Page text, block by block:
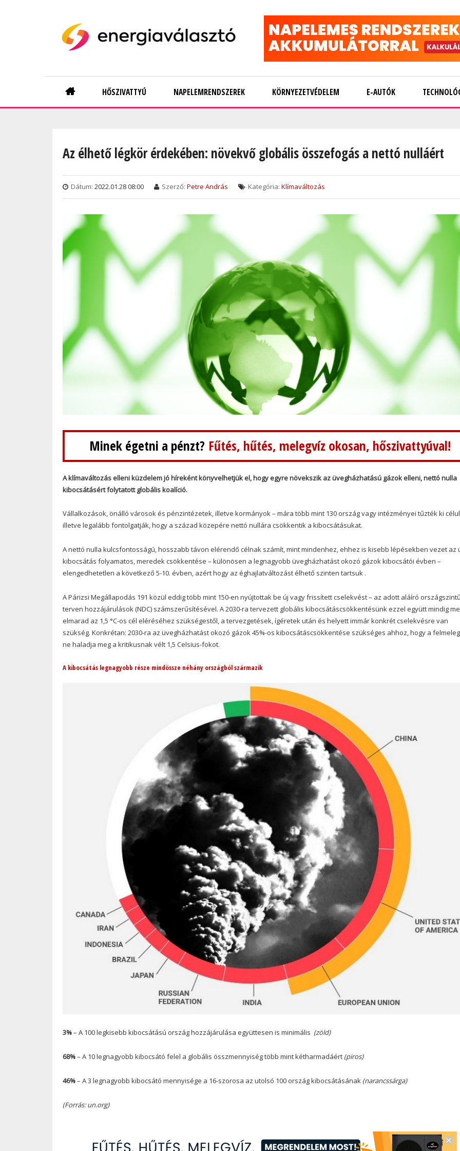
Main
navigation
HŐSZIVATTYÚ NAPELEMRENDSZEREK KÖRNYEZETVÉDELEM E-AUTÓK
Az élhető légkör érdekében: növekvő globális összefogás a nettó nulláért
Dátum: 2022.01.28 08:00 Szerző: Petre András Kategória: Klímaváltozás
Minek égetni a pénzt? Fűtés, hűtés, melegvíz okosan, hőszivattyúval!
A klímaváltozás elleni küzdelem jó híreként könyvelhetjük el, hogy egyre növekszik az üvegházhatású gázok elleni, nettó nulla
kibocsátásért folytatott globális koalíció.
Vállalkozások, önálló városok és pénzintézetek, illetve kormányok – mára több mint 130 ország vagy intézményei tűzték ki
illetve legalább fontolgatják, hogy a század közepére nettó nullára csökkentik a kibocsátásukat.
A nettó nulla kulcsfontosságú, hosszabb távon elérendő célnak számít, mint mindenhez, ehhez is kisebb lépésekben vezet az
kibocsátás folyamatos, meredek csökkentése – különösen a legnagyobb üvegházhatást okozó gázok kibocsátói évben –
elengedhetetlen a következő 5-10. évben, azért hogy az éghajlatváltozást élhető szinten tartsuk .
A Párizsi Megállapodás 191 közül eddig több mint 150-en nyújtottak be új vagy frissített cselekvést – az adott aláíró országszintű
terven hozzájárulások (NDC) számszerűsítésével. A 2030-ra tervezett globális kibocsátáscsökkentésünk ezzel együtt mindig
elmarad az 1,5 °C-os cél eléréséhez szükségestől, a tervezgetések, ígéretek után és helyett immár konkrét cselekvésre van
szükség. Konkrétan: 2030-ra az üvegházhatást okozó gázok 45%-os kibocsátáscsökkentése szükséges ahhoz, hogy a
ne haladja meg a kritikusnak vélt 1,5 Celsius-fokot.
A kibocsátás legnagyobb része mindössze néhány országból származik
3%– A 100 legkisebb kibocsátású ország hozzájárulása együttesen is minimális (zöld)
68%– A 10 legnagyobb kibocsátó felel a globális összmennyiség több mint kétharmadáért (piros)
46%– A 3 legnagyobb kibocsátó mennyisége a 16-szorosa az utolsó 100 ország kibocsátásának (narancssárga)
(Forrás: un.org)